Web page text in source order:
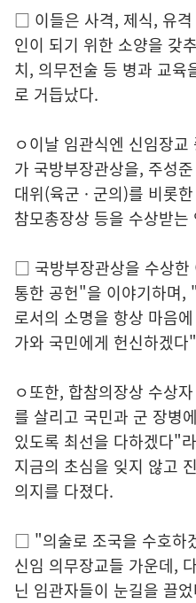
□ 이들은 사격, 제식, 유
인이 되기 위한 소양을 갖
치, 의무전술 등 병과 교육
로 거듭났다.
ㅇ이날 임관식엔 신임장
가 국방부장관상을, 주성
대위(육군 · 군의)를 비롯
참모총장상 등을 수상받는
□ 국방부장관상을 수상한
통한 공헌"을 이야기하며,
로서의 소명을 항상 마음
가와 국민에게 헌신하겠
ㅇ또한, 합참의장상 수상
를 살리고 국민과 군 장병
있도록 최선을 다하겠다"
지금의 초심을 잊지 않고
의지를 다졌다.
□ "의술로 조국을 수호하
신임 의무장교들 가운데,
닌 임관자들이 눈길을 끌